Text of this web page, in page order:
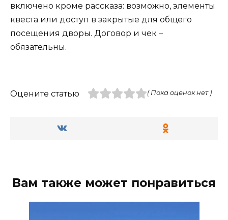
включено кроме рассказа: возможно, элементы
квеста или доступ в закрытые для общего
посещения дворы. Договор и чек –
обязательны.
Оцените статью ( Пока оценок нет )
Вам также может понравиться